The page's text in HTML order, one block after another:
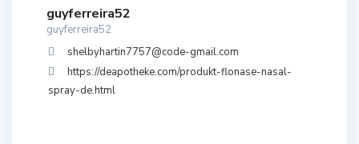
guyferreira52
guyferreira52
shelbyhartin7757@code-gmail.com
https://deapotheke.com/produkt-flonase-nasal-
spray-de.html